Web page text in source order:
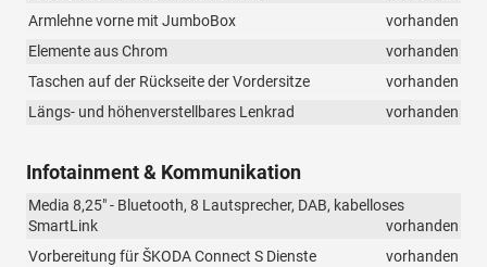
Armlehne vorne mit JumboBox
vorhanden
Elemente aus Chrom
vorhanden
Taschen auf der Rückseite der Vordersitze
vorhanden
Längs- und höhenverstellbares Lenkrad
vorhanden
Infotainment & Kommunikation
Media 8,25" - Bluetooth, 8 Lautsprecher, DAB, kabelloses
SmartLink
vorhanden
Vorbereitung für ŠKODA Connect S Dienste
vorhanden